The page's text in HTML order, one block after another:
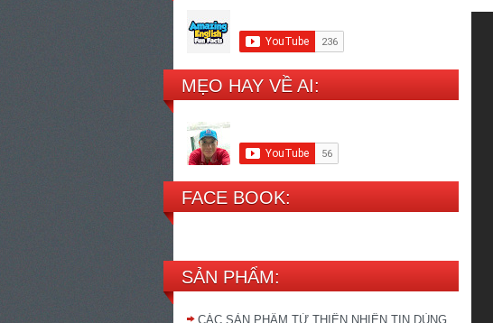
MẸO HAY VỀ AI:
FACE BOOK:
SẢN PHẨM:
CÁC SẢN PHẨM TỪ THIÊN NHIÊN TIN DÙNG